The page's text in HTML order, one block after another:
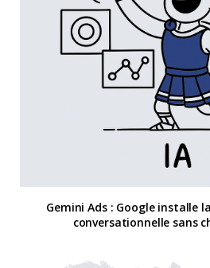
Gemini Ads : Google installe
conversationnelle sans